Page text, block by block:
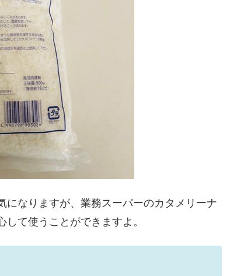
なりますが、業務スーパーのカタメリーナ
て使うことができますよ。